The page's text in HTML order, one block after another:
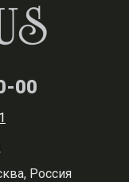
00
Россия